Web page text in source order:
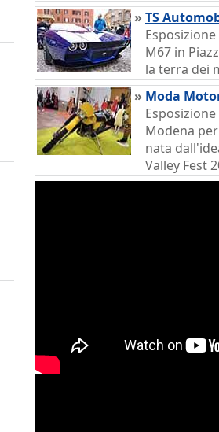
» TS
M67 in
la terra dei
» Moda
Modena
nata
Valley Fest